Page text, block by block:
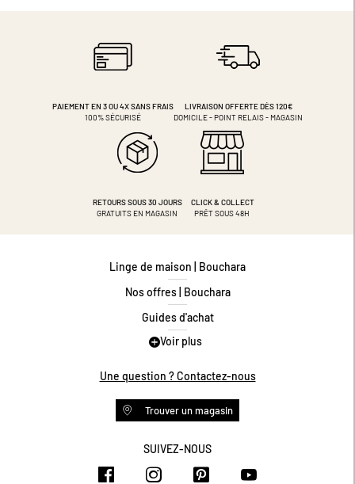
PAIEMENT EN 3 OU 4XSANS FRAIS
100% SÉCURISÉ
LIVRAISON OFFERTE DÈS 120€
DOMICILE - POINT RELAIS - MAGASIN
RETOURS SOUS 30 JOURS
GRATUITS EN MAGASIN
CLICK & COLLECT
PRÊT SOUS 48H
Linge de maison | Bouchara
Nos offres | Bouchara
Guides d'achat
Guide des tailles
Programme de fidélité
Conditions des offres
Livraison et retours
Voir plus
Une question ? Contactez-nous
Trouver un magasin
SUIVEZ-NOUS
https://www.facebook.com/
https://https://